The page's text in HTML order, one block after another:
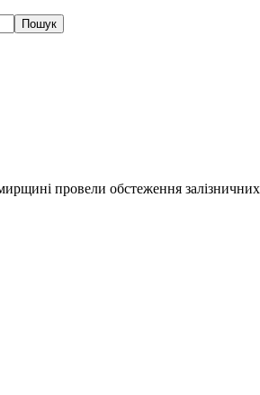
провели обстеження залізничних